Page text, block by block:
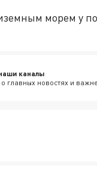
морем у
каналы
главных новостях и